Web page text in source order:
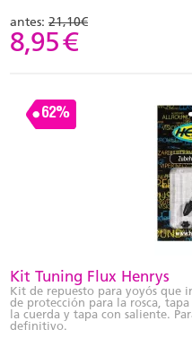
antes: 21,10€
8,95€
62%
Kit Tuning Flux Henrys
Kit de repuesto para yoyós que
de protección para la rosca,
la cuerda y tapa con saliente.
definitivo.